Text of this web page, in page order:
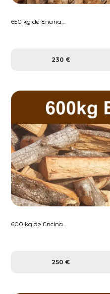
650 kg de Encina...
230 €
600 kg de Encina...
250 €